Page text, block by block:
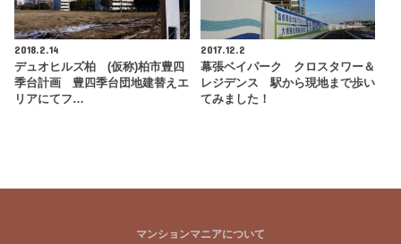
2018.2.14
デュオヒルズ柏 (仮称)柏市豊四
季台計画 豊四季台団地建替えエ
リアにてフ…
2017.12.2
幕張ベイパーク クロスタワー＆
レジデンス 駅から現地まで歩い
てみました！
マンションマニアについて